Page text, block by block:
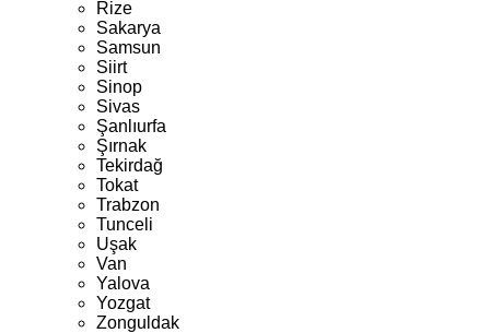
Rize
Sakarya
Samsun
Siirt
Sinop
Sivas
Şanlıurfa
Şırnak
Tekirdağ
Tokat
Trabzon
Tunceli
Uşak
Van
Yalova
Yozgat
Zonguldak